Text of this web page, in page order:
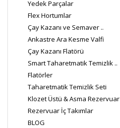
Yedek Parçalar
Flex Hortumlar
Çay Kazanı ve Semaver ..
Ankastre Ara Kesme Valfi
Çay Kazanı Flatörü
Smart Taharetmatik Temizlik ..
Flatörler
Taharetmatik Temizlik Seti
Klozet Üstü & Asma Rezervuar
Rezervuar İç Takımlar
BLOG